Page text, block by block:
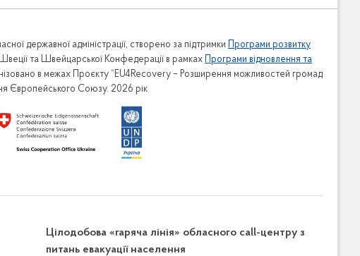
державної адміністрації, створено за підтримки Програми розвитку
та Швейцарської Конфедерації в рамках Програми відновлення та
в межах Проєкту “EU4Recovery – Розширення можливостей громад
Європейського Союзу. 2026 рік
Цілодобова «гаряча лінія» обласного call-центру з
питань евакуації населення